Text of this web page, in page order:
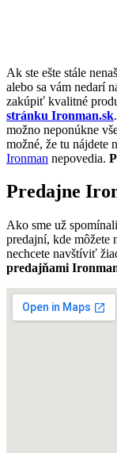
Ak ste ešte stále
alebo sa vám nedarí
zakúpiť kvalitné
stránku Ironman.sk
možno neponúkne
možné, že tu nájdete
Ironman nepovedia.
Predajne
Ako sme už
predajní, kde
nechcete navštíviť
predajňami